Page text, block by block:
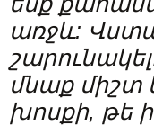
առջև:
մնաք միշտ
խոսքի, թե